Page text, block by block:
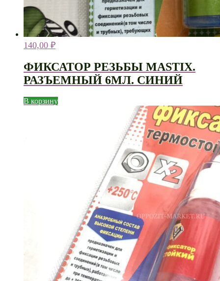
140,00 ₽
ФИКСАТОР РЕЗЬБЫ MASTIX.
РАЗЪЕМНЫЙ 6МЛ. СИНИЙ
В корзину